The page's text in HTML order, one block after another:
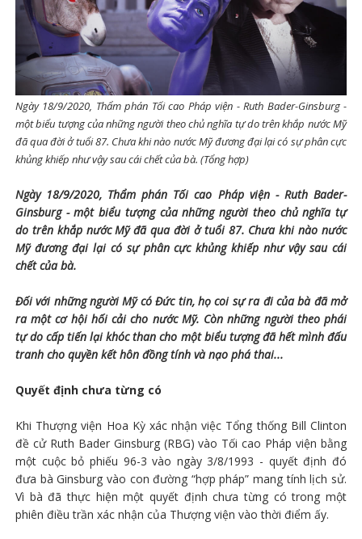
Ngày 18/9/2020, Thẩm phán Tối cao Pháp viện - Ruth Bader-Ginsburg -
một biểu tượng của những người theo chủ nghĩa tự do trên khắp nước Mỹ
đã qua đời ở tuổi 87. Chưa khi nào nước Mỹ đương đại lại có sự phân cực
khủng khiếp như vậy sau cái chết của bà. (Tổng hợp)
Ngày 18/9/2020, Thẩm phán Tối cao Pháp viện - Ruth Bader-
Ginsburg - một biểu tượng của những người theo chủ nghĩa tự
do trên khắp nước Mỹ đã qua đời ở tuổi 87. Chưa khi nào nước
Mỹ đương đại lại có sự phân cực khủng khiếp như vậy sau cái
chết của bà.
Đối với những người Mỹ có Đức tin, họ coi sự ra đi của bà đã mở
ra một cơ hội hối cải cho nước Mỹ. Còn những người theo phái
tự do cấp tiến lại khóc than cho một biểu tượng đã hết mình đấu
tranh cho quyền kết hôn đồng tính và nạo phá thai...
Quyết định chưa từng có
Khi Thượng viện Hoa Kỳ xác nhận việc Tổng thống Bill Clinton
đề cử Ruth Bader Ginsburg (RBG) vào Tối cao Pháp viện bằng
một cuộc bỏ phiếu 96-3 vào ngày 3/8/1993 - quyết định đó
đưa bà Ginsburg vào con đường “hợp pháp” mang tính lịch sử.
Vì bà đã thực hiện một quyết định chưa từng có trong một
phiên điều trần xác nhận của Thượng viện vào thời điểm ấy.